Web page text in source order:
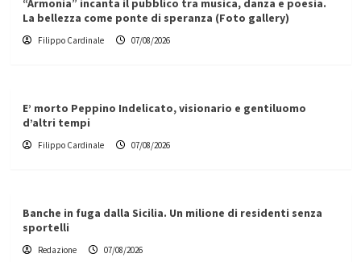
“Armonia” incanta il pubblico tra musica, danza e poesia.
La bellezza come ponte di speranza (Foto gallery)
Filippo Cardinale 07/08/2026
E’ morto Peppino Indelicato, visionario e gentiluomo
d’altri tempi
Filippo Cardinale 07/08/2026
Banche in fuga dalla Sicilia. Un milione di residenti senza
sportelli
Redazione 07/08/2026